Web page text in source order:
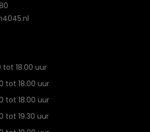
tot 18.00 uur
tot 18.00 uur
tot 18.00 uur
tot 19.30 uur